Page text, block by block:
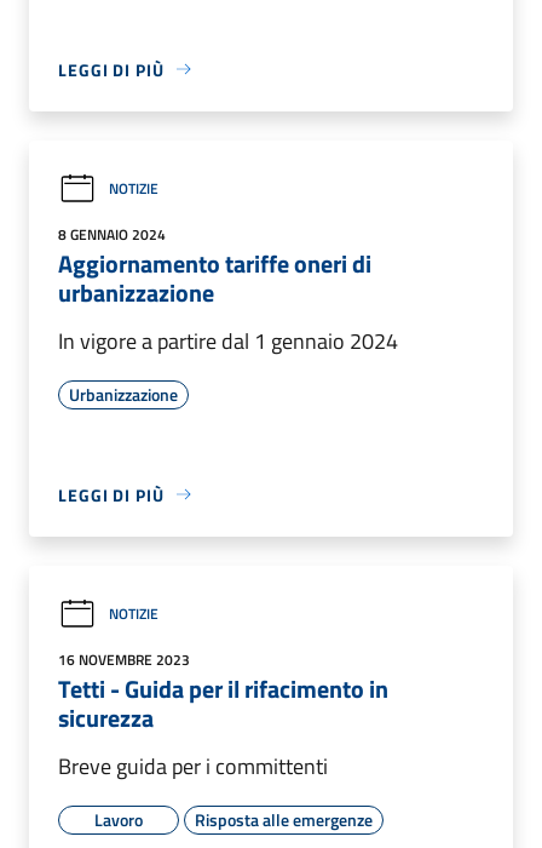
LEGGI DI PIÙ
NOTIZIE
8 GENNAIO 2024
Aggiornamento tariffe oneri di
urbanizzazione
In vigore a partire dal 1 gennaio 2024
Urbanizzazione
LEGGI DI PIÙ
NOTIZIE
16 NOVEMBRE 2023
Tetti - Guida per il rifacimento in
sicurezza
Breve guida per i committenti
Lavoro
Risposta alle emergenze